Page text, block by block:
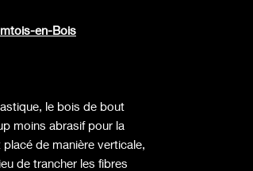
en-Bois
le bois de bout
moins abrasif pour la
de manière verticale,
de trancher les fibres